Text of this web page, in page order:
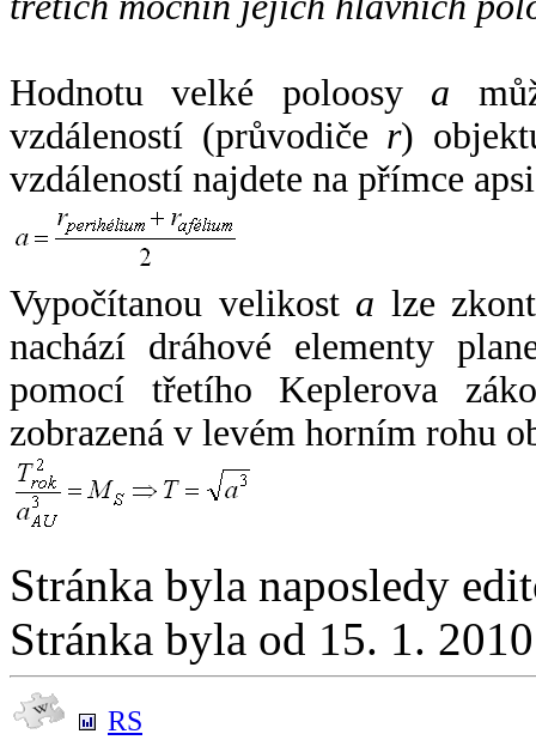
Hodnotu velké poloosy a
vzdáleností (průvodiče r)
vzdáleností najdete na přímce
Vypočítanou velikost a lze
nachází dráhové elementy
pomocí třetího Keplerova
zobrazená v levém horním rohu
Stránka byla naposledy
Stránka byla od 15. 1.
RS